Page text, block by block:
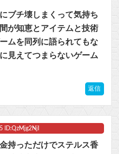
ブチ壊しまくって気持ち
が知恵とアイテムと技術
ムを同列に語られてもな
見えてつまらないゲーム
返信
ID:QzMjg2NjI
持っただけでステルス香